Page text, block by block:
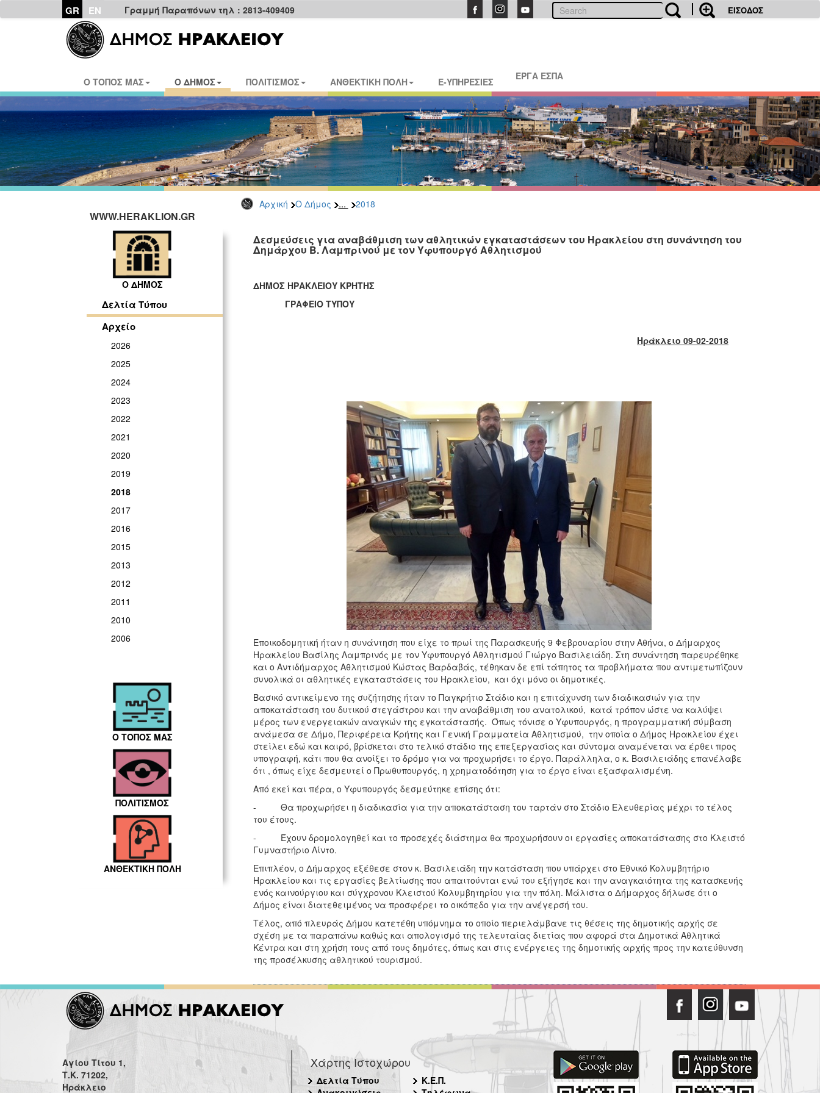
GR EN Γραμμή Παραπόνων τηλ : 2813-409409 ΕΙΣΟΔΟΣ
Ο ΤΟΠΟΣ ΜΑΣ Ο ΔΗΜΟΣ ΠΟΛΙΤΙΣΜΟΣ ΑΝΘΕΚΤΙΚΗ ΠΟΛΗ E-ΥΠΗΡΕΣΙΕΣ ΕΡΓΑ ΕΣΠΑ
Αρχική Ο Δήμος ... 2018
WWW.HERAKLION.GR
Ο ΔΗΜΟΣ
Δελτία Τύπου
Αρχείο
2026
2025
2024
2023
2022
2021
2020
2019
2018
2017
2016
2015
2013
2012
2011
2010
2006
Ο ΤΟΠΟΣ ΜΑΣ
ΠΟΛΙΤΙΣΜΟΣ
ΑΝΘΕΚΤΙΚΗ ΠΟΛΗ
Δεσμεύσεις για αναβάθμιση των αθλητικών εγκαταστάσεων του Ηρακλείου στη συνάντηση του
Δημάρχου Β. Λαμπρινού με τον Υφυπουργό Αθλητισμού
ΔΗΜΟΣ ΗΡΑΚΛΕΙΟΥ ΚΡΗΤΗΣ
ΓΡΑΦΕΙΟ ΤΥΠΟΥ
Ηράκλειο 09-02-2018
Εποικοδομητική ήταν η συνάντηση που είχε το πρωί της Παρασκευής 9 Φεβρουαρίου στην Αθήνα, ο Δήμαρχος
Ηρακλείου Βασίλης Λαμπρινός με τον Υφυπουργό Αθλητισμού Γιώργο Βασιλειάδη. Στη συνάντηση παρευρέθηκε
και ο Αντιδήμαρχος Αθλητισμού Κώστας Βαρδαβάς, τέθηκαν δε επί τάπητος τα προβλήματα που αντιμετωπίζουν
συνολικά οι αθλητικές εγκαταστάσεις του Ηρακλείου, και όχι μόνο οι δημοτικές.
Βασικό αντικείμενο της συζήτησης ήταν το Παγκρήτιο Στάδιο και η επιτάχυνση των διαδικασιών για την
αποκατάσταση του δυτικού στεγάστρου και την αναβάθμιση του ανατολικού, κατά τρόπον ώστε να καλύψει
μέρος των ενεργειακών αναγκών της εγκατάστασής. Όπως τόνισε ο Υφυπουργός, η προγραμματική σύμβαση
ανάμεσα σε Δήμο, Περιφέρεια Κρήτης και Γενική Γραμματεία Αθλητισμού, την οποία ο Δήμος Ηρακλείου έχει
στείλει εδώ και καιρό, βρίσκεται στο τελικό στάδιο της επεξεργασίας και σύντομα αναμένεται να έρθει προς
υπογραφή, κάτι που θα ανοίξει το δρόμο για να προχωρήσει το έργο. Παράλληλα, ο κ. Βασιλειάδης επανέλαβε
ότι , όπως είχε δεσμευτεί ο Πρωθυπουργός, η χρηματοδότηση για το έργο είναι εξασφαλισμένη.
Από εκεί και πέρα, ο Υφυπουργός δεσμεύτηκε επίσης ότι:
- Θα προχωρήσει η διαδικασία για την αποκατάσταση του ταρτάν στο Στάδιο Ελευθερίας μέχρι το τέλος
του έτους.
- Έχουν δρομολογηθεί και το προσεχές διάστημα θα προχωρήσουν οι εργασίες αποκατάστασης στο Κλειστό
Γυμναστήριο Λίντο.
Επιπλέον, ο Δήμαρχος εξέθεσε στον κ. Βασιλειάδη την κατάσταση που υπάρχει στο Εθνικό Κολυμβητήριο
Ηρακλείου και τις εργασίες βελτίωσης που απαιτούνται ενώ του εξήγησε και την αναγκαιότητα της κατασκευής
ενός καινούργιου και σύγχρονου Κλειστού Κολυμβητηρίου για την πόλη. Μάλιστα ο Δήμαρχος δήλωσε ότι ο
Δήμος είναι διατεθειμένος να προσφέρει το οικόπεδο για την ανέγερσή του.
Τέλος, από πλευράς Δήμου κατετέθη υπόμνημα το οποίο περιελάμβανε τις θέσεις της δημοτικής αρχής σε
σχέση με τα παραπάνω καθώς και απολογισμό της τελευταίας διετίας που αφορά στα Δημοτικά Αθλητικά
Κέντρα και στη χρήση τους από τους δημότες, όπως και στις ενέργειες της δημοτικής αρχής προς την κατεύθυνση
της προσέλκυσης αθλητικού τουρισμού.
Αγίου Τίτου 1,
Τ.Κ. 71202,
Ηράκλειο
Χάρτης Ιστοχώρου
Δελτία Τύπου
Κ.Ε.Π.